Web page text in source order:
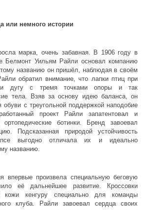
или немного истории
марка, очень забавная. В 1906 году в
Белмонт Уильям Райли основал компанию
названию он пришёл, наблюдая в своём
обратил внимание, что лапки птиц при
дугу с тремя точками опоры и так
тела. Взяв за основу идею баланса, он
обуви с треугольной поддержкой наподобие
проект Райли запатентовал и
ботинки. Бренд завоевал
Подсказанная природой устойчивость
выгодно отличала их и идеально
названию.
впервые произвела специальную беговую
её дальнейшее развитие. Кроссовки
кенгуру специально для команды
клуба. Райли завоевал сердца своих